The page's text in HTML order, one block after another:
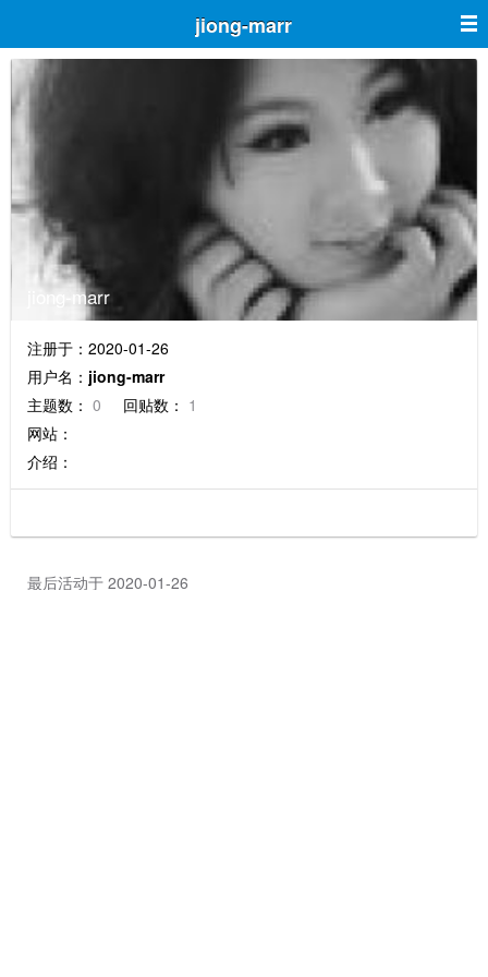
jiong-marr
jiong-marr
注册于：2020-01-26
用户名： jiong-marr
主题数： 0 回贴数： 1
网站：
介绍：
最后活动于 2020-01-26